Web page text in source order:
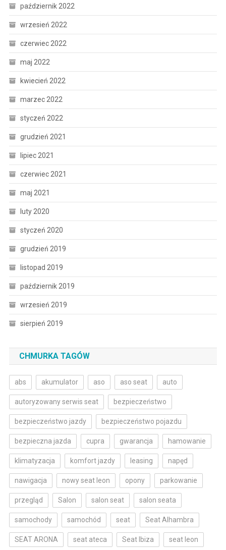
październik 2022
wrzesień 2022
czerwiec 2022
maj 2022
kwiecień 2022
marzec 2022
styczeń 2022
grudzień 2021
lipiec 2021
czerwiec 2021
maj 2021
luty 2020
styczeń 2020
grudzień 2019
listopad 2019
październik 2019
wrzesień 2019
sierpień 2019
CHMURKA TAGÓW
abs akumulator aso aso seat auto
autoryzowany serwis seat bezpieczeństwo
bezpieczeństwo jazdy bezpieczeństwo pojazdu
bezpieczna jazda cupra gwarancja hamowanie
klimatyzacja komfort jazdy leasing napęd
nawigacja nowy seat leon opony parkowanie
przegląd Salon salon seat salon seata
samochody samochód seat Seat Alhambra
SEAT ARONA seat ateca Seat Ibiza seat leon